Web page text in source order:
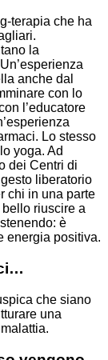
terapia che ha
la
anche dal
con lo
l’educatore
Lo stesso
yoga. Ad
dei Centri di
liberatorio
chi in una parte
riuscire a
è
energia positiva.
che siano
una